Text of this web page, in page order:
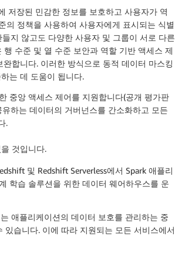
저장된 민감한 정보를 보호하고 사용자가 역
의 정책을 사용하여 사용자에게 표시되는 식별
지 않고도 다양한 사용자 및 그룹이 서로 다른
수준 및 열 수준 보안과 역할 기반 액세스 제
합니다. 이러한 방식으로 동적 데이터 마스킹
는 데 도움이 됩니다.
중앙 액세스 제어를 지원합니다(공개 평가판
하는 데이터의 거버넌스를 간소화하고 모든
.
것입니다.
및 Redshift Serverless에서 Spark 애플리
학습 솔루션을 위한 데이터 웨어하우스를 운
애플리케이션의 데이터 보호를 관리하는 중
습니다. 이에 따라 지원되는 모든 서비스에서